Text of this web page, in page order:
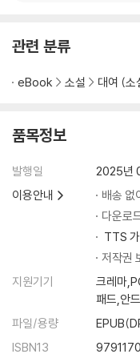
다.” ―녹차빙수(호러 소설
줄거리
현한 기이한 신흥 부족에 대
것이었는데, 어느 날 그들의
은 사상자가 발생한다. 이후
서려는 토벌대가 꾸려지고
채 행렬에 합류해 떠나게
■구구단편서가 ONE 소개
전자책 큐레이션 단편집 시
가의 다채로운 단편소설을
서가 ONE’을 새롭게 선보
등 다양한 장르를 포괄하는
관련 분류
eBook 소설 대여 (소
품목정보
발행일
2025년
이용안내
배송 없
다운로
TTS
저작권
지원기기
크레마
패드,안
파일/용량
ISBN13